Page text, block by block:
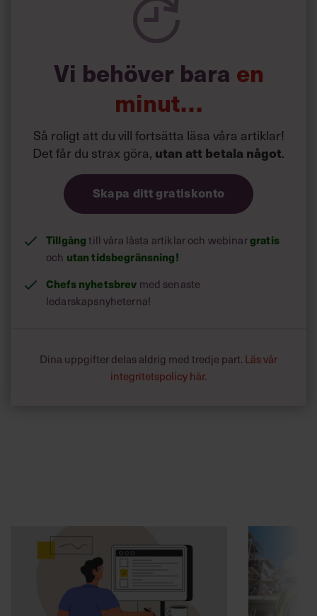
Vi behöver bara en
minut…
Så roligt att du vill fortsätta läsa våra artiklar!
Det får du strax göra, utan att betala något.
Skapa ditt gratiskonto
Tillgångtill våra låsta artiklar och webinargratis
och utan tidsbegränsning!
Chefs nyhetsbrev med senaste
ledarskapsnyheterna!
Dina uppgifter delas aldrig med tredje part. Läs vår
integritetspolicy här.